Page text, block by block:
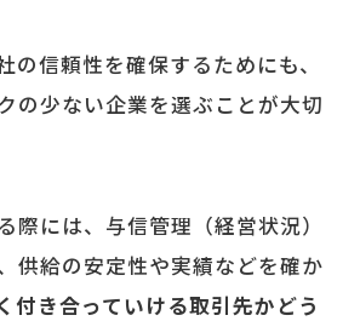
の信頼性を確保するためにも、
の少ない企業を選ぶことが大切
際には、与信管理（経営状況）
供給の安定性や実績などを確か
付き合っていける取引先かどう